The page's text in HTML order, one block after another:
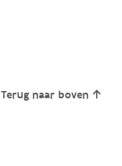
Terug naar boven